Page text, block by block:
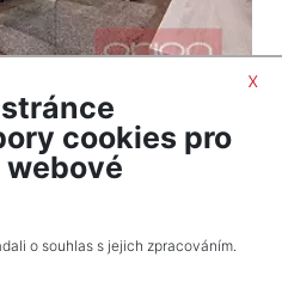
2
Cena cena
služeb
x
cookies pro
o souhlas s jejich zpracováním.